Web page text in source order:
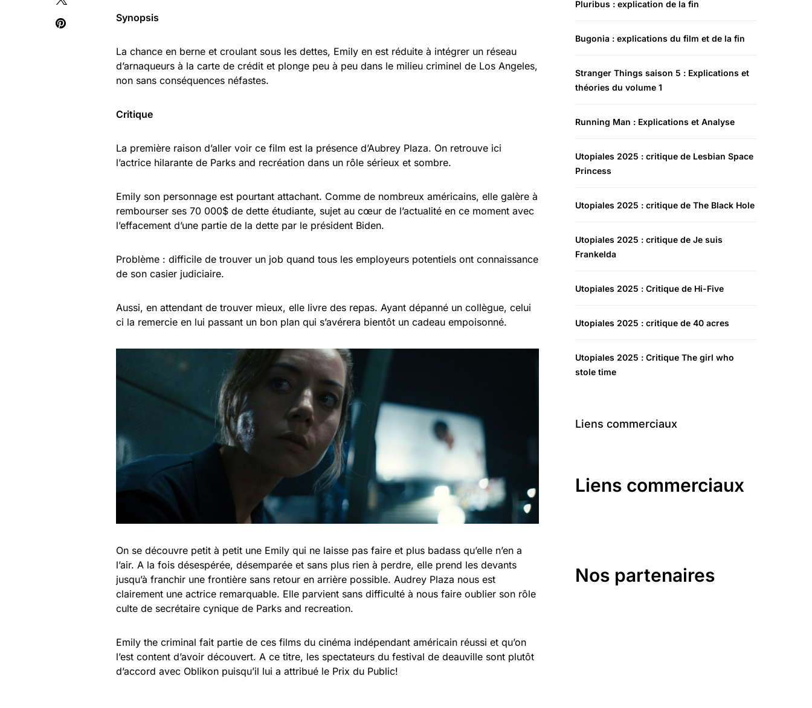
Synopsis
La chance en berne et crou­lant sous les dettes, Emi­ly en est réduite à inté­grer un réseau
d’arnaqueurs à la carte de cré­dit et plonge peu à peu dans le milieu cri­mi­nel de Los Angeles,
non sans consé­quences néfastes.
Critique
La première raison d’aller voir ce film est la présence d’Aubrey Plaza. On retrouve ici
l’actrice hilarante de Parks and recréation dans un rôle sérieux et sombre.
Emily son personnage est pourtant attachant. Comme de nombreux américains, elle galère à
rembourser ses 70 000$ de dette étudiante, sujet au cœur de l’actualité en ce moment avec
l’effacement d’une partie de la dette par le président Biden.
Problème : difficile de trouver un job quand tous les employeurs potentiels ont connaissance
de son casier judiciaire.
Aussi, en attendant de trouver mieux, elle livre des repas. Ayant dépanné un collègue, celui
ci la remercie en lui passant un bon plan qui s’avérera bientôt un cadeau empoisonné.
On se découvre petit à petit une Emily qui ne laisse pas faire et plus badass qu’elle n’en a
l’air. A la fois désespérée, désemparée et sans plus rien à perdre, elle prend les devants
jusqu’à franchir une frontière sans retour en arrière possible. Audrey Plaza nous est
clairement une actrice remarquable. Elle parvient sans difficulté à nous faire oublier son rôle
culte de secrétaire cynique de Parks and recreation.
Emily the criminal fait partie de ces films du cinéma indépendant américain réussi et qu’on
l’est content d’avoir découvert. A ce titre, les spectateurs du festival de deauville sont plutôt
d’accord avec Oblikon puisqu’il lui a attribué le Prix du Public!
Pluribus : explication de la fin
Bugonia : explications du film et de la fin
Stranger Things saison 5 : Explications et
théories du volume 1
Running Man : Explications et Analyse
Utopiales 2025 : critique de Lesbian Space
Princess
Utopiales 2025 : critique de The Black Hole
Utopiales 2025 : critique de Je suis
Frankelda
Utopiales 2025 : Critique de Hi-Five
Utopiales 2025 : critique de 40 acres
Utopiales 2025 : Critique The girl who
stole time
Liens commerciaux
Liens commerciaux
Nos partenaires